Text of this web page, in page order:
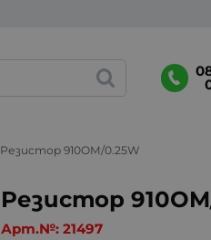
Резистор 910OM/0.25W
Резистор
Арт.№: 21497